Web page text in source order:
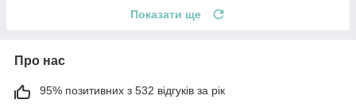
Показати ще
Про нас
95% позитивних з 532 відгуків за рік